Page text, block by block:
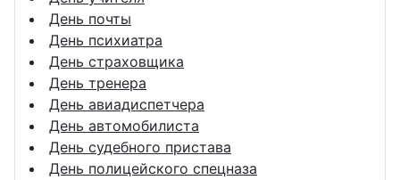
День почты
День психиатра
День страховщика
День тренера
День авиадиспетчера
День автомобилиста
День судебного пристава
День полицейского спецназа